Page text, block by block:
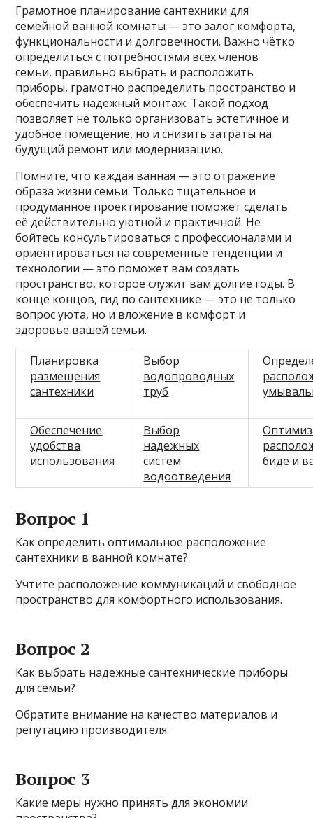
Грамотное планирование сантехники для
семейной ванной комнаты — это залог комфорта,
функциональности и долговечности. Важно чётко
определиться с потребностями всех членов
семьи, правильно выбрать и расположить
приборы, грамотно распределить пространство и
обеспечить надежный монтаж. Такой подход
позволяет не только организовать эстетичное и
удобное помещение, но и снизить затраты на
будущий ремонт или модернизацию.
Помните, что каждая ванная — это отражение
образа жизни семьи. Только тщательное и
продуманное проектирование поможет сделать
её действительно уютной и практичной. Не
бойтесь консультироваться с профессионалами и
ориентироваться на современные тенденции и
технологии — это поможет вам создать
пространство, которое служит вам долгие годы. В
конце концов, гид по сантехнике — это не только
вопрос уюта, но и вложение в комфорт и
здоровье вашей семьи.
Планировка
размещения
сантехники
Выбор
водопроводных
труб
Обеспечение
удобства
использования
Выбор
надежных
систем
водоотведения
биде и
Вопрос 1
Как определить оптимальное расположение
сантехники в ванной комнате?
Учтите расположение коммуникаций и свободное
пространство для комфортного использования.
Вопрос 2
Как выбрать надежные сантехнические приборы
для семьи?
Обратите внимание на качество материалов и
репутацию производителя.
Вопрос 3
Какие меры нужно принять для экономии